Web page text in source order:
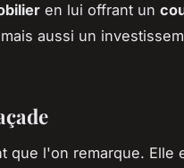
en lui offrant un
aussi un
que l'on remarque. Elle